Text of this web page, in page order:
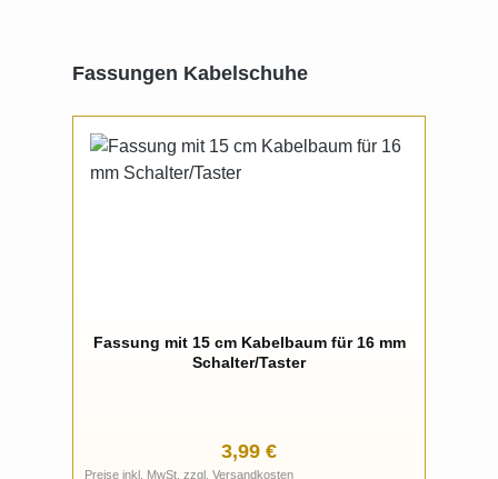
Produktgalerie überspringen
Fassungen Kabelschuhe
Fassung mit 15 cm Kabelbaum für 16 mm
Schalter/Taster
Regulärer Preis:
3,99 €
Preise inkl. MwSt. zzgl. Versandkosten